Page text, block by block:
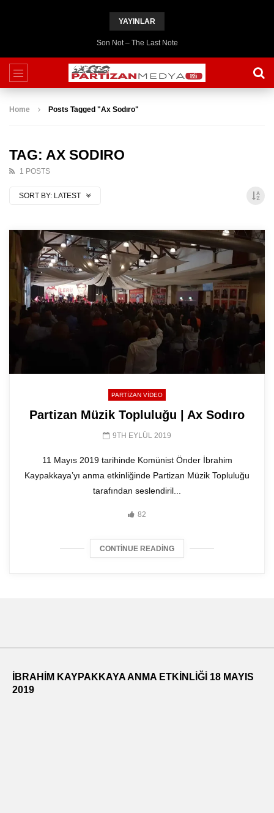
YAYINLAR
Son Not – The Last Note
Home Posts Tagged "Ax Sodıro"
TAG: AX SODIRO
1 POSTS
SORT BY: LATEST
PARTIZAN VIDEO
Partizan Müzik Topluluğu | Ax Sodıro
9TH EYLÜL 2019
11 Mayıs 2019 tarihinde Komünist Önder İbrahim
Kaypakkaya’yı anma etkinliğinde Partizan Müzik Topluluğu
tarafından seslendiril...
82
CONTINUE READING
İBRAHİM KAYPAKKAYA ANMA ETKİNLİĞİ 18 MAYIS
2019